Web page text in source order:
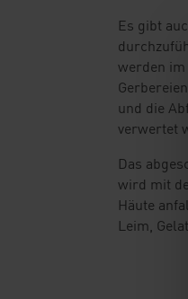
Es gibt
werden im
und die
verwertet
Das
wird mit
Häute
Leim,